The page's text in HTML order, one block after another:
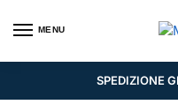
MENU
SPEDIZIONE